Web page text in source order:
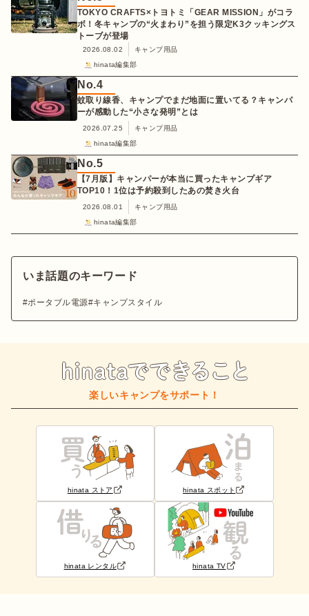
TOKYO CRAFTS×トヨトミ「GEAR MISSION」がコラ
ボ！冬キャンプの“火まわり”を担う限定K3クッキングス
トーブが登場
2026.08.02
キャンプ用品
hinata編集部
No.4
蚊取り線香、キャンプでまだ地面に置いてる？キャンパ
ーが感動した“小さな発明”とは
2026.07.25
キャンプ用品
hinata編集部
No.5
【7月版】キャンパーが本当に買ったキャンプギア
TOP10！1位は予約殺到したあの焚き火台
2026.08.01
キャンプ用品
hinata編集部
いま話題のキーワード
ポータブル電源 キャンプスタイル
楽しいキャンプをサポート！
hinata ストア hinata スポット
hinata レンタル hinata TV